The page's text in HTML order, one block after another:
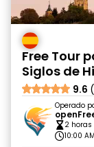
Free Tour
Siglos de
9.6
Operado
2 horas
10:00